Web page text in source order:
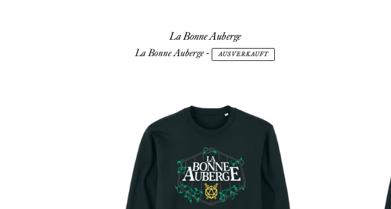
La Bonne Auberge
La Bonne Auberge- AUSVERKAUFT
Bonne
Auberge